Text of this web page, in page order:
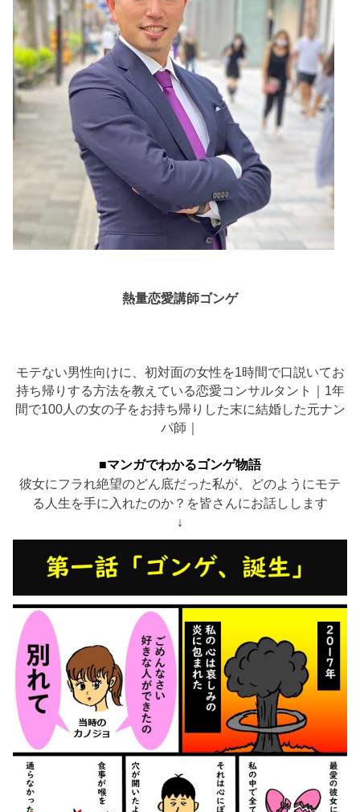
熱量恋愛講師ゴンゲ
モテない男性向けに、初対面の女性を1時間で口説いてお
持ち帰りする方法を教えている恋愛コンサルタント｜1年
間で100人の女の子をお持ち帰りした末に結婚した元ナン
パ師｜
■マンガでわかるゴンゲ物語
彼女にフラれ絶望のどん底だった私が、どのようにモテ
る人生を手に入れたのか？を皆さんにお話しします
↓